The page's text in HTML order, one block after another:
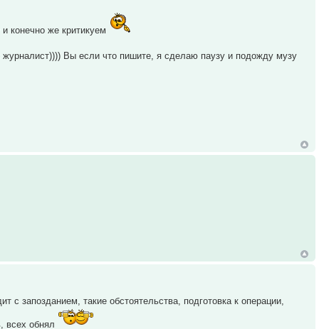
и конечно же критикуем
Вы если что пишите, я сделаю паузу и подожду музу
с запозданием, такие обстоятельства, подготовка к операции,
всех обнял